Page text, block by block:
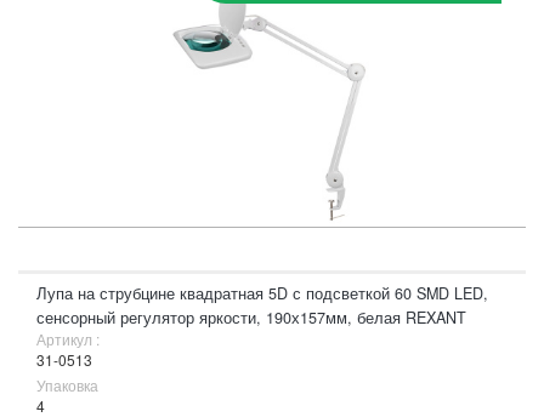
Лупа на струбцине квадратная 5D с подсветкой 60 SMD LED,
сенсорный регулятор яркости, 190х157мм, белая REXANT
Артикул :
31-0513
Упаковка
4